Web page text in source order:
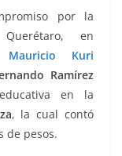
por la
en
Mauricio Kuri
Ramírez
en la
, la cual contó
de pesos.